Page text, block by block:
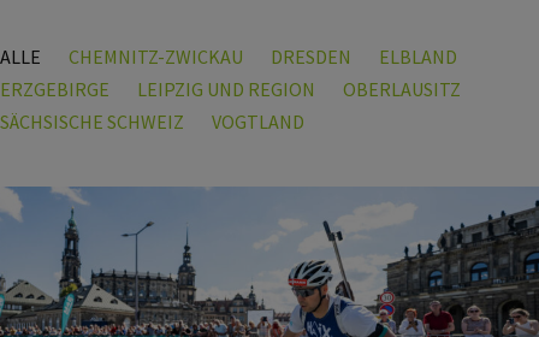
ALLE CHEMNITZ-ZWICKAU DRESDEN
ELBLAND
ERZGEBIRGE
LEIPZIG UND REGION
OBERLAUSITZ
SÄCHSISCHE SCHWEIZ
VOGTLAND